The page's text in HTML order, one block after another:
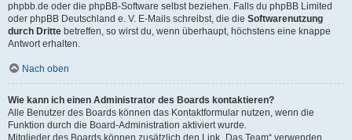
phpbb.de oder die phpBB-Software selbst beziehen. Falls du phpBB Limited
oder phpBB Deutschland e. V. E-Mails schreibst, die die Softwarenutzung
durch Dritte betreffen, so wirst du, wenn überhaupt, höchstens eine knappe
Antwort erhalten.
Nach oben
Wie kann ich einen Administrator des Boards kontaktieren?
Alle Benutzer des Boards können das Kontaktformular nutzen, wenn die
Funktion durch die Board-Administration aktiviert wurde.
Mitglieder des Boards können zusätzlich den Link „Das Team“ verwenden.